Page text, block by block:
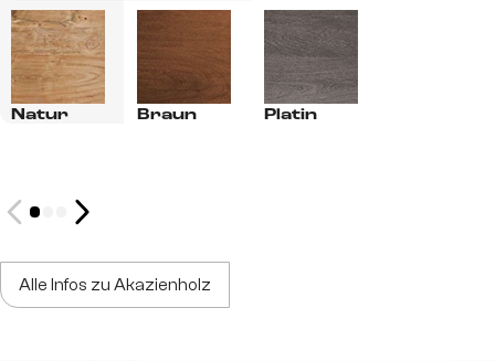
Natur Braun Platin
Alle Infos zu Akazienholz